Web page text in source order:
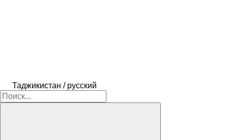
Таджикистан / русский